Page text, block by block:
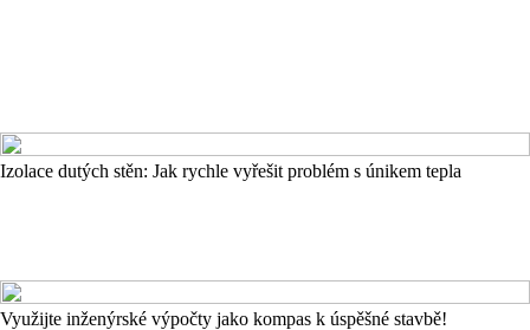
Izolace dutých stěn: Jak rychle vyřešit problém s únikem tepla
Využijte inženýrské výpočty jako kompas k úspěšné stavbě!